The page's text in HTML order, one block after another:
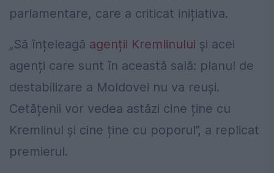
parlamentare, care a criticat inițiativa.
„Să înțeleagă agenții Kremlinului și acei
agenți care sunt în această sală: planul de
destabilizare a Moldovei nu va reuși.
Cetățenii vor vedea astăzi cine ține cu
Kremlinul și cine ține cu poporul”, a replicat
premierul.